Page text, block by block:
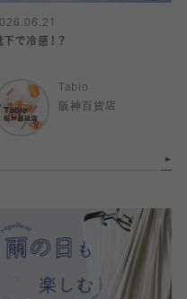
下で冷感！？
Tabio
阪神百貨店